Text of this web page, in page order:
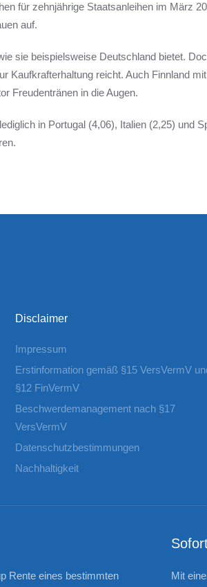
für zehnjährige Staatsanleihen im März
auf.
sie beispielsweise Deutschland bietet.
Kaufkrafterhaltung reicht. Auch Finnland
Freudentränen in die Augen.
in Portugal (4,06), Italien (2,25) und
Disclaimer
Impressum
Erstinformation gemäß §15 VersVermV
§12 FinVermV
Beschwerdemanagement nach §17
VersVermV
Datenschutzbestimmungen
Nachhaltigkeit
Rente eines bestimmten
Mit